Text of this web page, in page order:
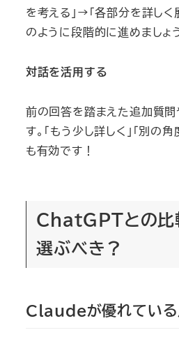
を考える」→「各部分を詳しく
のように段階的に進めましょう
対話を活用する
前の回答を踏まえた追加質
す。「もう少し詳しく」「別の
も有効です！
ChatGPTとの比
選ぶべき？
Claudeが優れている